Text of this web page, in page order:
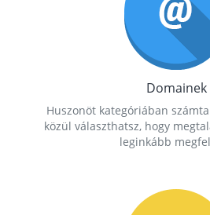
Domainek
Huszonöt kategóriában
közül választhatsz, hogy
leginkább